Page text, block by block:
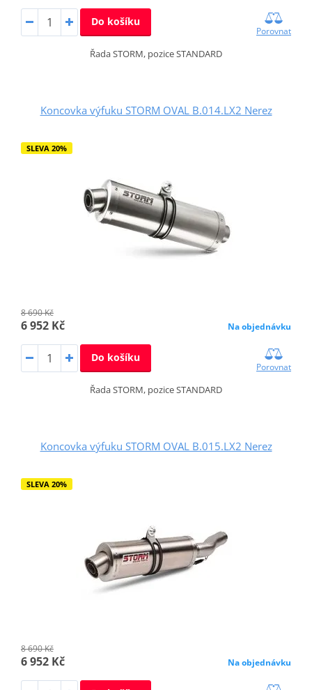
Do košíku
Porovnat
Řada STORM, pozice STANDARD
Koncovka výfuku STORM OVAL B.014.LX2 Nerez
SLEVA 20%
8 690 Kč
6 952 Kč Na objednávku
Do košíku
Porovnat
Řada STORM, pozice STANDARD
Koncovka výfuku STORM OVAL B.015.LX2 Nerez
SLEVA 20%
8 690 Kč
6 952 Kč Na objednávku